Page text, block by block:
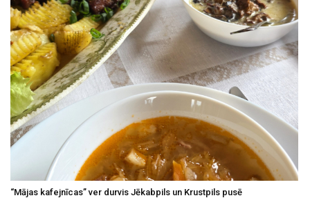
“Mājas kafejnīcas” ver durvis Jēkabpils un Krustpils pusē